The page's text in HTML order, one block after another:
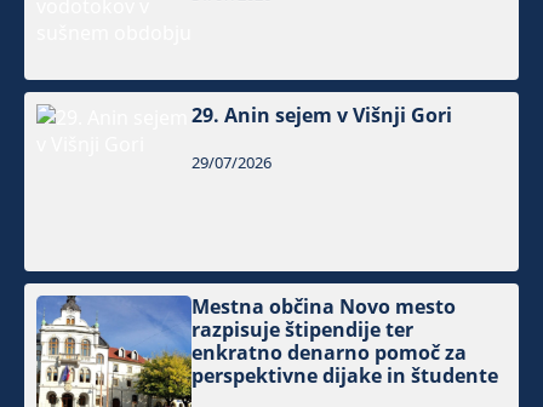
29. Anin sejem v Višnji Gori
29/07/2026
Mestna občina Novo mesto
razpisuje štipendije ter
enkratno denarno pomoč za
perspektivne dijake in študente